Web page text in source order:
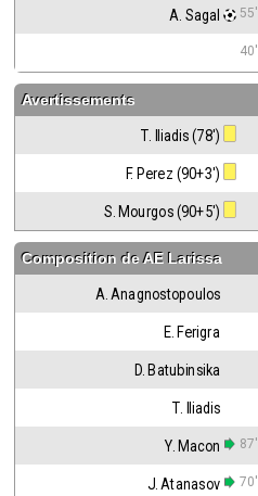
A. Sagal 55'
40'
Avertissements
T. Iliadis (78')
F. Perez (90+3')
S. Mourgos (90+5')
Composition deAE Larissa
A. Anagnostopoulos
E. Ferigra
D. Batubinsika
T. Iliadis
Y. Macon 87'
J. Atanasov 70'